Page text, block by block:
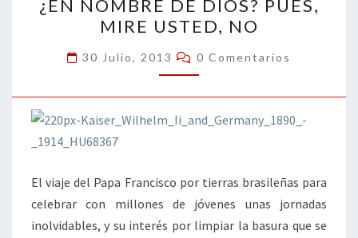
NOMBRE
DE
DIOS?
PUES,
MIRE
USTED,
¿EN NOMBRE DE DIOS? PUES,
MIRE USTED, NO
30 Julio, 2013 Comentarios
0 Comentarios
El viaje del Papa Francisco por tierras brasileñas para
celebrar con millones de jóvenes unas jornadas
inolvidables, y su interés por limpiar la basura que se